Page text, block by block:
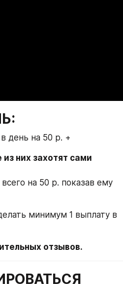
день на 50 р. +
них захотят сами
на 50 р. показав ему
минимум 1 выплату в
отзывов.